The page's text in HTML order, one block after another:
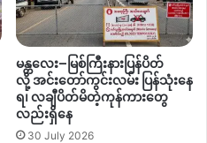
မန္တလေး–မြစ်ကြီးနားပြန်ပိတ်
လို့ အင်းတော်ကွင်းလမ်း ပြန်သုံးနေ
ရ၊ လချီပိတ်မိတဲ့ကုန်ကားတွေ
လည်းရှိနေ
30 July 2026